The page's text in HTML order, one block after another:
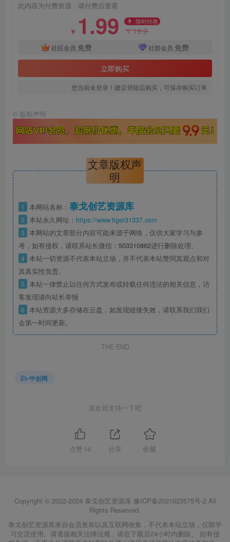
此内容为付费资源，请付费后查看
￥ 1.99 限时特惠
￥19.9
社区会员 免费 社群会员 免费
立即购买
您当前未登录！建议登陆后购买，可保存购买订单
© 版权声明
文章版权声
明
1 本网站名称： 泰戈创艺资源库
2 本站永久网址： https://www.tiger31337.com
3 本网站的文章部分内容可能来源于网络，仅供大家学习与参
考，如有侵权，请联系站长微信： 503310862进行删除处理。
4 本站一切资源不代表本站立场，并不代表本站赞同其观点和对
其真实性负责。
5 本站一律禁止以任何方式发布或转载任何违法的相关信息，访
客发现请向站长举报
6 本站资源大多存储在云盘，如发现链接失效，请联系我们我们
会第一时间更新。
THE END
中创网
喜欢就支持一下吧
点赞 14 分享 收藏
Copyright © 2022-2024 泰戈创艺资源库 豫ICP备2021023575号-2All
Rights Reserved.
泰戈创艺资源库来自会员发布以及互联网收集，不代表本站立场，仅限学
习交流使用。请遵循相关法律法规，请在下载后24小时内删除。 如有侵